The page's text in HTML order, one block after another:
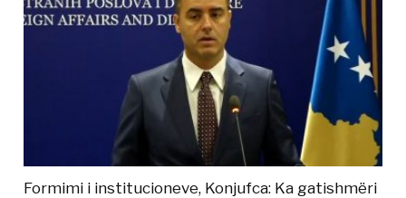
Formimi i institucioneve, Konjufca: Ka gatishmëri